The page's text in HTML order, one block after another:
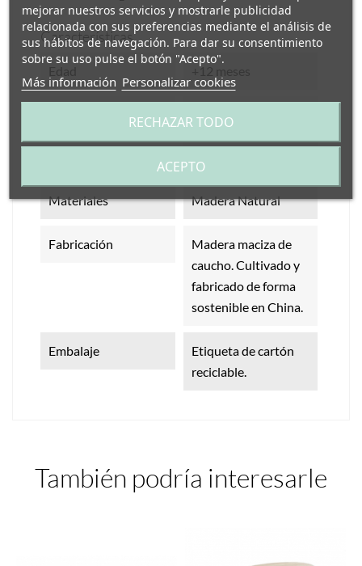
Características
+12 meses
Marco: 18,50 x 12
Materiales Madera Natural
Fabricación
Madera maciza de
caucho. Cultivado y
fabricado de forma
sostenible en China.
Embalaje
Etiqueta de cartón
reciclable.
También podría interesarle
mejorar nuestros servicios y mostrarle publicidad
relacionada con sus preferencias mediante el análisis de
sus hábitos de navegación. Para dar su consentimiento
sobre su uso pulse el botón "Acepto".
Más información Personalizar cookies
RECHAZAR TODO
ACEPTO